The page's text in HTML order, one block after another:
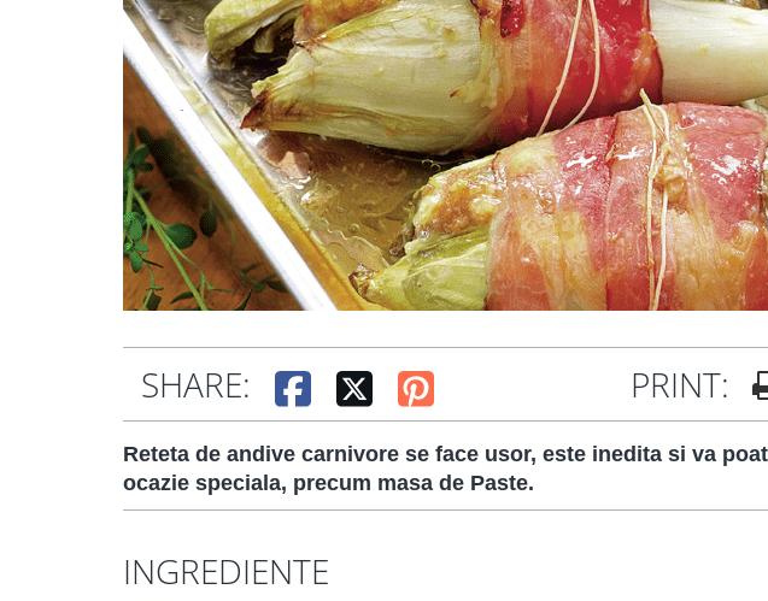
SHARE: PRINT:
Reteta de andive carnivore se face usor, este inedita si va
ocazie speciala, precum masa de Paste.
INGREDIENTE